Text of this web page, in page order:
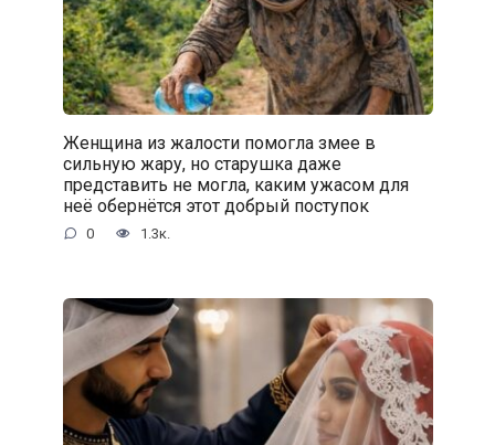
Женщина из жалости помогла змее в
сильную жару, но старушка даже
представить не могла, каким ужасом для
неё обернётся этот добрый поступок
0 1.3к.